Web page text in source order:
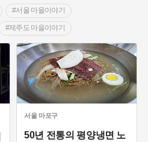
#서울 마을이야기
#제주도 마을이야기
서울 마포구
50년 전통의 평양냉면 노